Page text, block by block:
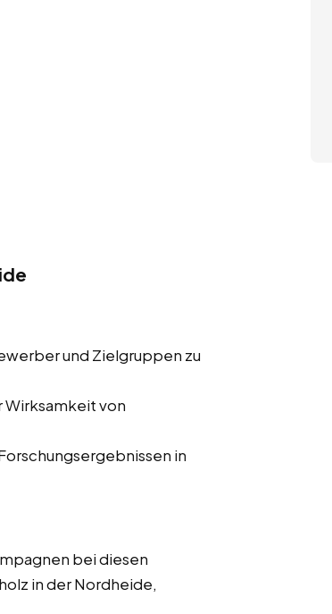
und Zielgruppen zu
Wirksamkeit von
in
bei diesen
in der Nordheide,